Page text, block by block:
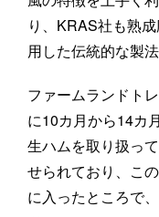
り、KRAS社も熟
用した伝統的な製
ファームランドト
に10カ月から14カ
生ハムを取り扱っ
せられており、こ
に入ったところで